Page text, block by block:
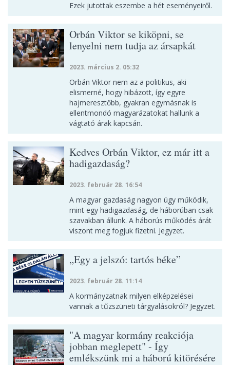
Ezek jutottak eszembe a hét eseményeiről.
Orbán Viktor se kiköpni, se
lenyelni nem tudja az ársapkát
2023. március 2. 05:32
Orbán Viktor nem az a politikus, aki
elismerné, hogy hibázott, így egyre
hajmeresztőbb, gyakran egymásnak is
ellentmondó magyarázatokat hallunk a
vágtató árak kapcsán.
Kedves Orbán Viktor, ez már itt a
hadigazdaság?
2023. február 28. 16:54
A magyar gazdaság nagyon úgy működik,
mint egy hadigazdaság, de háborúban csak
szavakban állunk. A háborús működés árát
viszont meg fogjuk fizetni. Jegyzet.
„Egy a jelszó: tartós béke”
2023. február 28. 11:14
A kormányzatnak milyen elképzelései
vannak a tűzszüneti tárgyalásokról? Jegyzet.
"A magyar kormány reakciója
jobban meglepett" - Így
emlékszünk mi a háború kitörésére